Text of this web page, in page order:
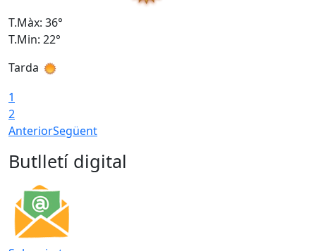
T.Màx: 36°
T.Min: 22°
Tarda
1
2
AnteriorSegüent
Butlletí digital